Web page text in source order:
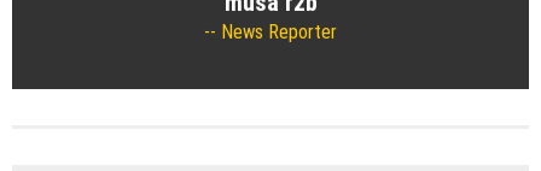
News Reporter